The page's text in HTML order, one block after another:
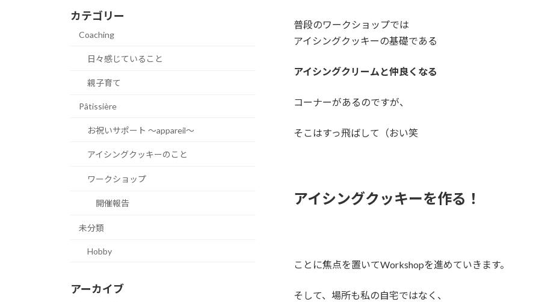
普段のワークショップでは
アイシングクッキーの基礎である
アイシングクリームと仲良くなる
コーナーがあるのですが、
そこはすっ飛ばして（おい笑
アイシングクッキーを作る！
ことに焦点を置いてWorkshopを進めていきます。
そして、場所も私の自宅ではなく、
カテゴリー
Coaching
日々感じていること
親子育て
Pâtissière
お祝いサポート 〜appareil〜
アイシングクッキーのこと
ワークショップ
開催報告
未分類
Hobby
アーカイブ